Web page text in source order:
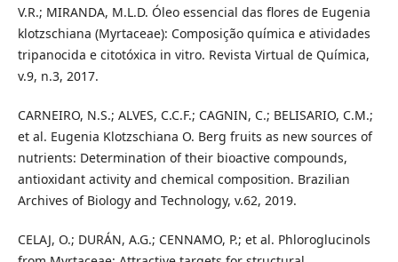
V.R.; MIRANDA, M.L.D. Óleo essencial das flores de Eugenia
klotzschiana (Myrtaceae): Composição química e atividades
tripanocida e citotóxica in vitro. Revista Virtual de Química,
v.9, n.3, 2017.
CARNEIRO, N.S.; ALVES, C.C.F.; CAGNIN, C.; BELISARIO, C.M.;
et al. Eugenia Klotzschiana O. Berg fruits as new sources of
nutrients: Determination of their bioactive compounds,
antioxidant activity and chemical composition. Brazilian
Archives of Biology and Technology, v.62, 2019.
CELAJ, O.; DURÁN, A.G.; CENNAMO, P.; et al. Phloroglucinols